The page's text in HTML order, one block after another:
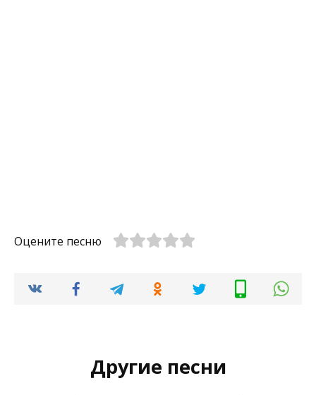
Оцените песню
Другие песни